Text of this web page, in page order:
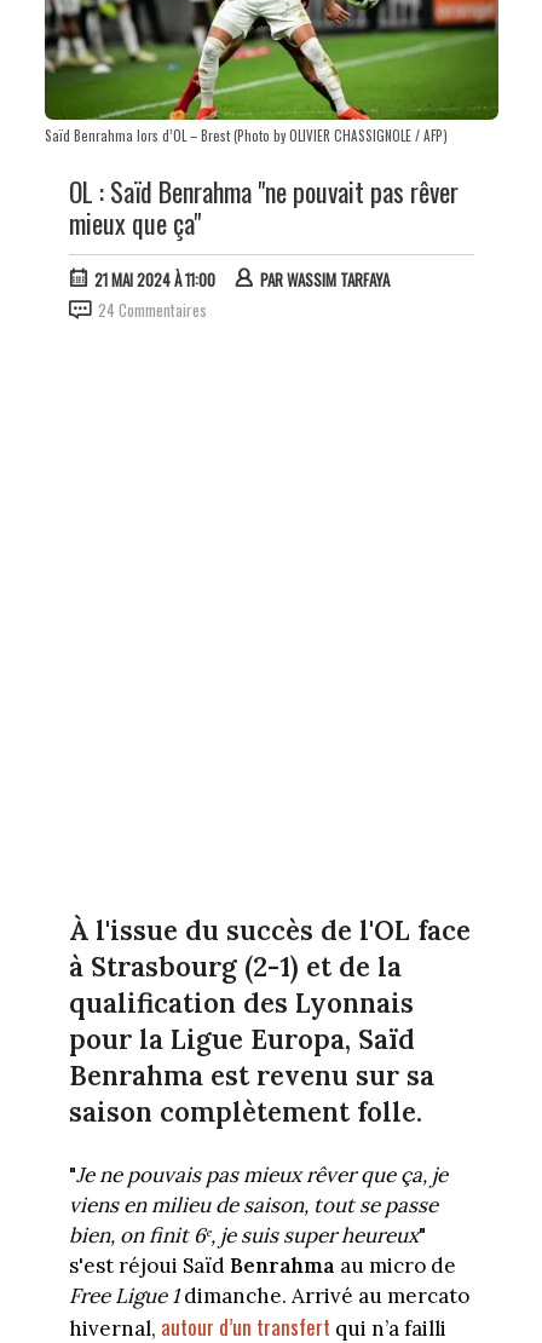
Saïd Benrahma lors d’OL – Brest (Photo by OLIVIER CHASSIGNOLE / AFP)
OL : Saïd Benrahma "ne pouvait pas rêver
mieux que ça"
21 MAI 2024 À 11:00 PARWASSIM TARFAYA
24 Commentaires
À l'issue du succès de l'OL face
à Strasbourg (2-1) et de la
qualification des Lyonnais
pour la Ligue Europa, Saïd
Benrahma est revenu sur sa
saison complètement folle.
"Je ne pouvais pas mieux rêver que ça, je
viens en milieu de saison, tout se passe
bien, on finit 6ᵉ, je suis super heureux"
s'est réjoui Saïd Benrahma au micro de
Free Ligue 1dimanche. Arrivé au mercato
hivernal, autour d’un transfert qui n’a failli